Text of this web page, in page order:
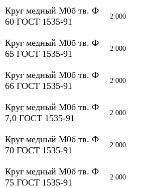
Круг медный М0б тв. Ф
60 ГОСТ 1535-91
2 000
Круг медный М0б тв. Ф
65 ГОСТ 1535-91
2 000
Круг медный М0б тв. Ф
66 ГОСТ 1535-91
2 000
Круг медный М0б тв. Ф
7,0 ГОСТ 1535-91
2 000
Круг медный М0б тв. Ф
70 ГОСТ 1535-91
2 000
Круг медный М0б тв. Ф
75 ГОСТ 1535-91
2 000